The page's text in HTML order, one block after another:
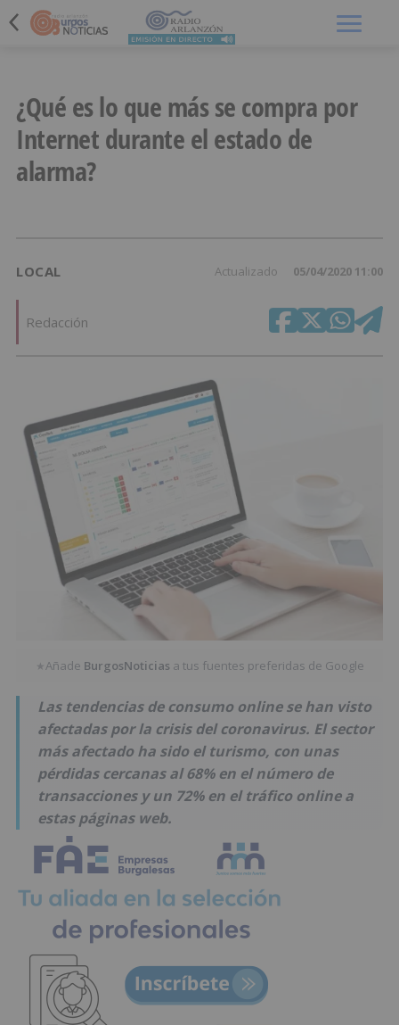
¿Qué es lo que más se compra por
Internet durante el estado de
alarma?
LOCAL Actualizado 05/04/2020 11:00
Redacción
★Añade BurgosNoticias a tus fuentes preferidas de Google
Las tendencias de consumo online se han visto
afectadas por la crisis del coronavirus. El sector
más afectado ha sido el turismo, con unas
pérdidas cercanas al 68% en el número de
transacciones y un 72% en el tráfico online a
estas páginas web.